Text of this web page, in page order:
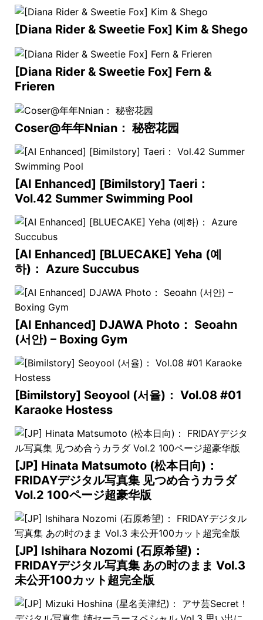
[Diana Rider & Sweetie Fox] Kim & Shego
[Diana Rider & Sweetie Fox] Fern &
Frieren
Coser@年年Nnian： 秘密花园
[AI Enhanced] [Bimilstory] Taeri：
Vol.42 Summer Swimming Pool
[AI Enhanced] [BLUECAKE] Yeha (예
하)： Azure Succubus
[AI Enhanced] DJAWA Photo： Seoahn
(서안) – Boxing Gym
[Bimilstory] Seoyool (서율)： Vol.08 #01
Karaoke Hostess
[JP] Hinata Matsumoto (松本日向)：
FRIDAYデジタル写真集 见つめ合うカラダ
Vol.2 100ページ超豪华版
[JP] Ishihara Nozomi (石原希望)：
FRIDAYデジタル写真集 あの时のまま Vol.3
未公开100カット超完全版